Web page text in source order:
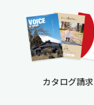
カタログ請求